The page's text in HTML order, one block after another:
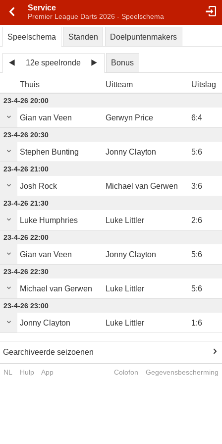
Service
Premier League Darts 2026 - Speelschema
Speelschema Standen Doelpuntenmakers
12e speelronde Bonus
Thuis Uitteam Uitslag
23-4-26 20:00
Gian van Veen Gerwyn Price 6:4
23-4-26 20:30
Stephen Bunting Jonny Clayton 5:6
23-4-26 21:00
Josh Rock Michael van Gerwen 3:6
23-4-26 21:30
Luke Humphries Luke Littler 2:6
23-4-26 22:00
Gian van Veen Jonny Clayton 5:6
23-4-26 22:30
Michael van Gerwen Luke Littler 5:6
23-4-26 23:00
Jonny Clayton Luke Littler 1:6
Gearchiveerde seizoenen
NL Hulp App Colofon Gegevensbescherming